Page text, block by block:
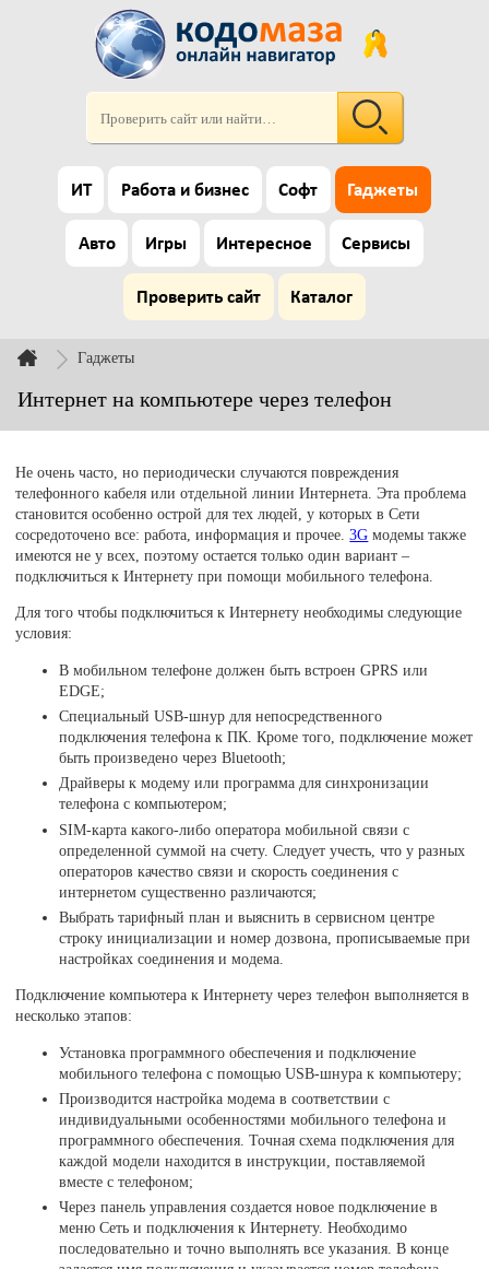
ИТ Работа и бизнес Софт Гаджеты
Авто Игры Интересное Сервисы
Проверить сайт Каталог
Гаджеты
Интернет на компьютере через телефон
Не очень часто, но периодически случаются повреждения
телефонного кабеля или отдельной линии Интернета. Эта проблема
становится особенно острой для тех людей, у которых в Сети
сосредоточено все: работа, информация и прочее.3G модемы также
имеются не у всех, поэтому остается только один вариант –
подключиться к Интернету при помощи мобильного телефона.
Для того чтобы подключиться к Интернету необходимы следующие
условия:
В мобильном телефоне должен быть встроен GPRS или
EDGE;
Специальный USB-шнур для непосредственного
подключения телефона к ПК. Кроме того, подключение может
быть произведено через Bluetooth;
Драйверы к модему или программа для синхронизации
телефона с компьютером;
SIM-карта какого-либо оператора мобильной связи с
определенной суммой на счету. Следует учесть, что у разных
операторов качество связи и скорость соединения с
интернетом существенно различаются;
Выбрать тарифный план и выяснить в сервисном центре
строку инициализации и номер дозвона, прописываемые при
настройках соединения и модема.
Подключение компьютера к Интернету через телефон выполняется в
несколько этапов:
Установка программного обеспечения и подключение
мобильного телефона с помощью USB-шнура к компьютеру;
Производится настройка модема в соответствии с
индивидуальными особенностями мобильного телефона и
программного обеспечения. Точная схема подключения для
каждой модели находится в инструкции, поставляемой
вместе с телефоном;
Через панель управления создается новое подключение в
меню Сеть и подключения к Интернету. Необходимо
последовательно и точно выполнять все указания. В конце